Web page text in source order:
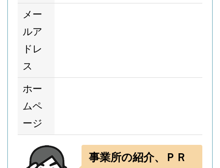
メー
ルア
ドレ
ス
ホー
ムペ
ージ
事業所の紹介、ＰＲ